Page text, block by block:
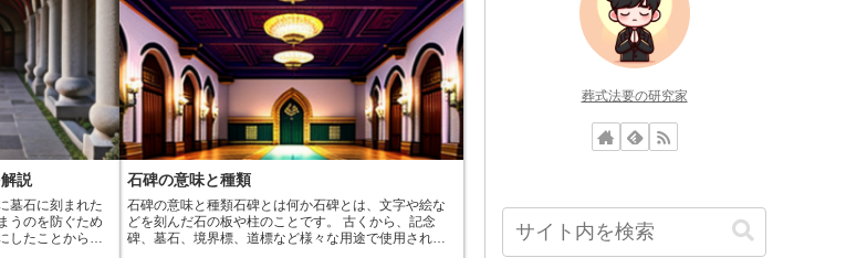
説
墓石に刻まれた
うのを防ぐため
したことから生
石碑の意味と種類
石碑の意味と種類石碑とは何か石碑とは、文字や絵な
どを刻んだ石の板や柱のことです。
古くから、記念
碑、墓石、境界標、道標など様々な用途で使用されて
葬式法要の研究家